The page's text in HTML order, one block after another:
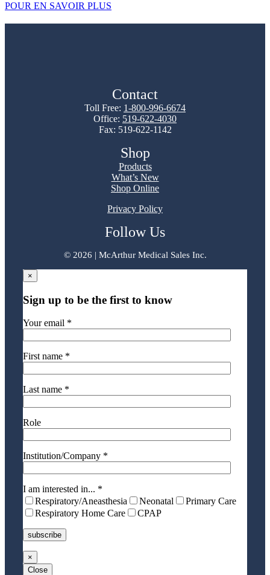
POUR EN SAVOIR PLUS
Contact
Toll Free: 1-800-996-6674
Office: 519-622-4030
Fax: 519-622-1142
Shop
Products
What’s New
Shop Online
Privacy Policy
Follow Us
© 2026 | McArthur Medical Sales Inc.
×
Sign up to be the first to know
Your email *
First name *
Last name *
Role
Institution/Company *
I am interested in... *
Respiratory/Aneasthesia
Neonatal
Primary Care
Respiratory Home Care
CPAP
×
Close